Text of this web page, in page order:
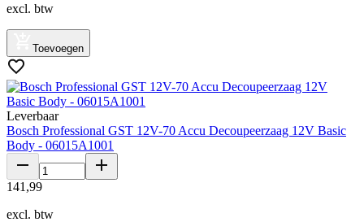
excl. btw
Toevoegen
Leverbaar
Bosch Professional GST 12V-70 Accu Decoupeerzaag 12V Basic
Body - 06015A1001
141 ,99
excl. btw